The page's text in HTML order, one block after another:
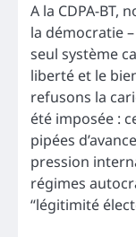
A la CDPA-BT,
la démocratie
seul système
liberté et le
refusons la
été imposée :
pipées
pression
régimes
“légitimité